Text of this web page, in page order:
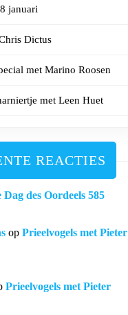
januari
Dictus
met Marino Roosen
met Leen Huet
REACTIES
Dag des Oordeels 585
op Prieelvogels met Pieter
Prieelvogels met Pieter